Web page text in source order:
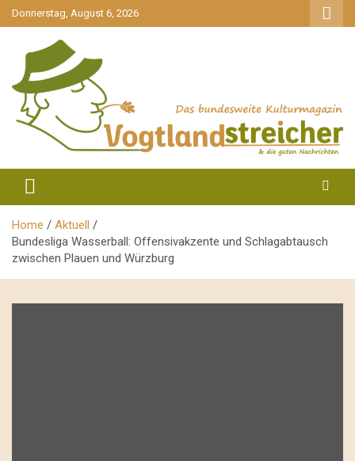
gehe
zum
Donnerstag, August 6, 2026
Vogtlandstreicher
Home
Aktuell
Bundesliga Wasserball: Offensivakzente und Schlagabtausch
zwischen Plauen und Würzburg